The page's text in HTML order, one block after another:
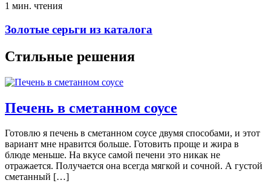
1 мин. чтения
Золотые серьги из каталога
Стильные решения
Печень в сметанном соусе
Готовлю я печень в сметанном соусе двумя способами, и этот
вариант мне нравится больше. Готовить проще и жира в
блюде меньше. На вкусе самой печени это никак не
отражается. Получается она всегда мягкой и сочной. А густой
сметанный […]